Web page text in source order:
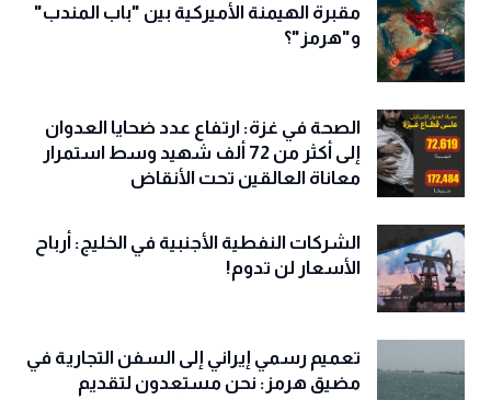
مقبرة الهيمنة الأميركية بين "باب المندب"
و"هرمز"؟
الصحة في غزة: ارتفاع عدد ضحايا العدوان
إلى أكثر من 72 ألف شهيد وسط استمرار
معاناة العالقين تحت الأنقاض
الشركات النفطية الأجنبية في الخليج: أرباح
الأسعار لن تدوم!
تعميم رسمي إيراني إلى السفن التجارية في
مضيق هرمز: نحن مستعدون لتقديم